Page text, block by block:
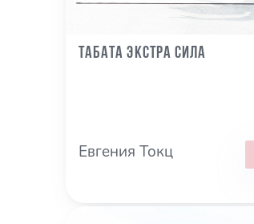
Табата экстра сила
Евгения Токц